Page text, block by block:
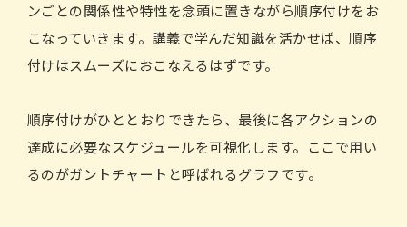
ンごとの関係性や特性を念頭に置きながら順序付けをお
こなっていきます。講義で学んだ知識を活かせば、順序
付けはスムーズにおこなえるはずです。
順序付けがひととおりできたら、最後に各アクションの
達成に必要なスケジュールを可視化します。ここで用い
るのがガントチャートと呼ばれるグラフです。